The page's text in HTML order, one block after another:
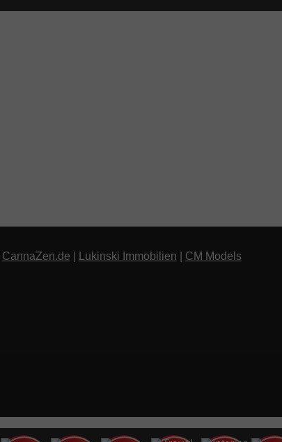
CannaZen.de Lukinski Immobilien
CM Models